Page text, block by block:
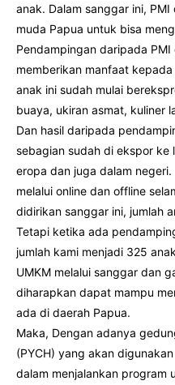
anak. Dalam sanggar ini,
muda Papua untuk bisa
Pendampingan daripada
memberikan manfaat
anak ini sudah mulai
buaya, ukiran asmat, kuliner
Dan hasil daripada
sebagian sudah di ekspor ke
eropa dan juga dalam
melalui online dan offline
didirikan sanggar ini, jumlah
Tetapi ketika ada
jumlah kami menjadi 325
UMKM melalui sanggar dan
diharapkan dapat mampu
ada di daerah Papua.
Maka, Dengan adanya
(PYCH) yang akan
dalam menjalankan program